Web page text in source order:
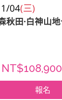
04(三)
秋田·白神山
NT$108,900
報名